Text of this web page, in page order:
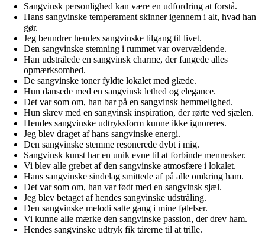
Sangvinsk personlighed kan være en udfordring at forstå.
Hans sangvinske temperament skinner igennem i alt, hvad han
gør.
Jeg beundrer hendes sangvinske tilgang til livet.
Den sangvinske stemning i rummet var overvældende.
Han udstrålede en sangvinsk charme, der fangede alles
opmærksomhed.
De sangvinske toner fyldte lokalet med glæde.
Hun dansede med en sangvinsk lethed og elegance.
Det var som om, han bar på en sangvinsk hemmelighed.
Hun skrev med en sangvinsk inspiration, der rørte ved sjælen.
Hendes sangvinske udtryksform kunne ikke ignoreres.
Jeg blev draget af hans sangvinske energi.
Den sangvinske stemme resonerede dybt i mig.
Sangvinsk kunst har en unik evne til at forbinde mennesker.
Vi blev alle grebet af den sangvinske atmosfære i lokalet.
Hans sangvinske sindelag smittede af på alle omkring ham.
Det var som om, han var født med en sangvinsk sjæl.
Jeg blev betaget af hendes sangvinske udstråling.
Den sangvinske melodi satte gang i mine følelser.
Vi kunne alle mærke den sangvinske passion, der drev ham.
Hendes sangvinske udtryk fik tårerne til at trille.